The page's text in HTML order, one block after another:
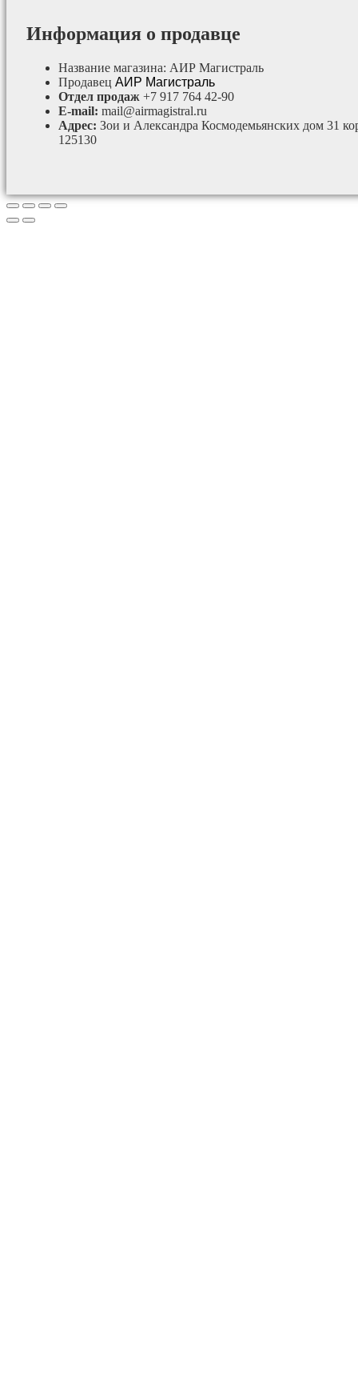
Информация о продавце
Название магазина: АИР Магистраль
Продавец АИР Магистраль
Отдел продаж +7 917 764 42-90
E-mail: mail@airmagistral.ru
Адрес: Зои и Александра Космодемьянских дом 31
125130